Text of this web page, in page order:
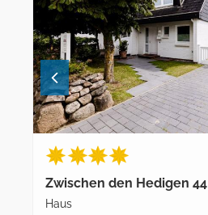
Zwischen den Hedigen 44
Haus